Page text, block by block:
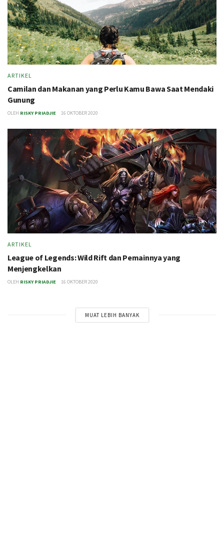
ARTIKEL
Camilan dan Makanan yang Perlu Kamu Bawa Saat Mendaki
Gunung
OLEH RISKY PRIADJIE 16 OKTOBER 2020
ARTIKEL
League of Legends: Wild Rift dan Pemainnya yang
Menjengkelkan
OLEH RISKY PRIADJIE 16 OKTOBER 2020
MUAT LEBIH BANYAK